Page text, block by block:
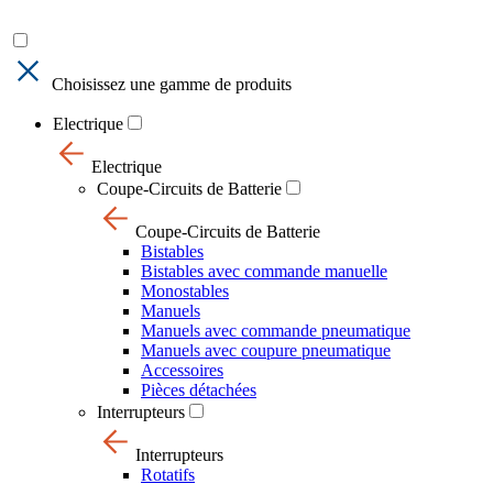
Choisissez une gamme de produits
Electrique
Electrique
Coupe-Circuits de Batterie
Coupe-Circuits de Batterie
Bistables
Bistables avec commande manuelle
Monostables
Manuels
Manuels avec commande pneumatique
Manuels avec coupure pneumatique
Accessoires
Pièces détachées
Interrupteurs
Interrupteurs
Rotatifs